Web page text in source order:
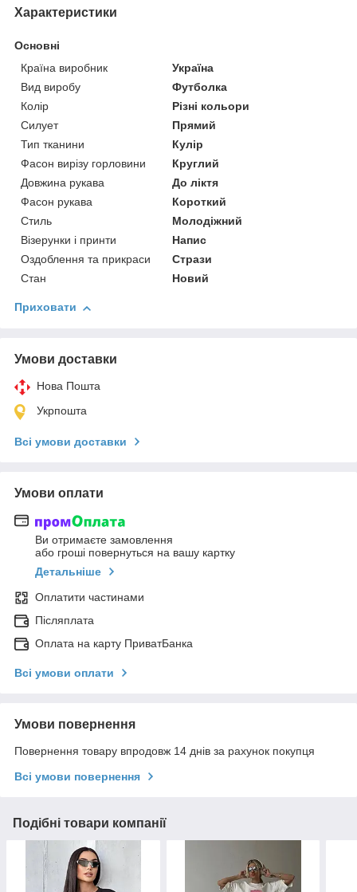
Характеристики
Основні
Країна виробник
Україна
Вид виробу
Футболка
Колір
Різні кольори
Силует
Прямий
Тип тканини
Кулір
Фасон вирізу горловини
Круглий
Довжина рукава
До ліктя
Фасон рукава
Короткий
Стиль
Молодіжний
Візерунки і принти
Напис
Оздоблення та прикраси
Стрази
Стан
Новий
Приховати
Умови доставки
Нова Пошта
Укрпошта
Всі умови доставки
Умови оплати
Ви отримаєте замовлення
або гроші повернуться на вашу картку
Детальніше
Оплатити частинами
Післяплата
Оплата на карту ПриватБанка
Всі умови оплати
Умови повернення
Повернення товару впродовж 14 днів за рахунок покупця
Всі умови повернення
Подібні товари компанії